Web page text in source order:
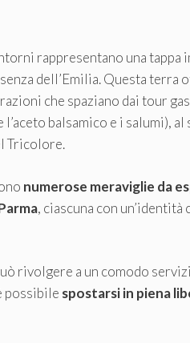
rappresentano una tappa
dell’Emilia. Questa terra
che spaziano dai tour
balsamico e i salumi),
Tricolore.
numerose meraviglie da
, ciascuna con
rivolgere a un comodo
possibile spostarsi in piena